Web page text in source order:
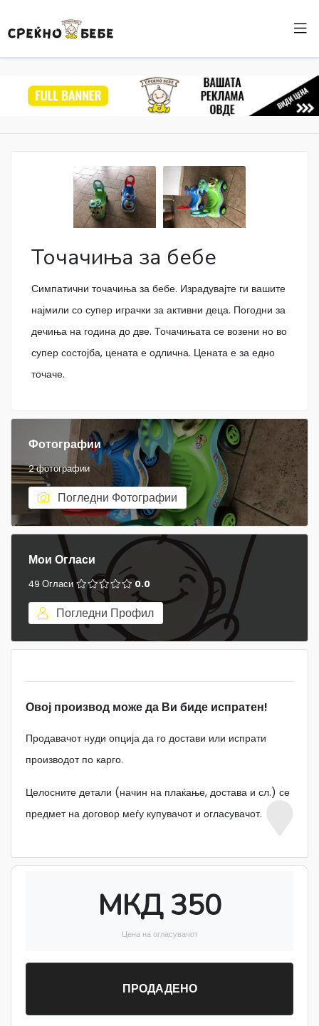
Точачиња за бебе
Симпатични точачиња за бебе. Израдувајте ги вашите
најмили со супер играчки за активни деца. Погодни за
дечиња на година до две. Точачињата се возени но во
супер состојба, цената е одлична. Цената е за едно
точаче.
Фотографии
2 фотографии
Погледни Фотографии
Мои Огласи
49 Огласи 0.0
Погледни Профил
Овој производ може да Ви биде испратен!
Продавачот нуди опција да го достави или испрати
производот по карго.
Целосните детали (начин на плаќање, достава и сл.) се
предмет на договор меѓу купувачот и огласувачот.
МКД 350
Цена на огласувачот
ПРОДАДЕНО